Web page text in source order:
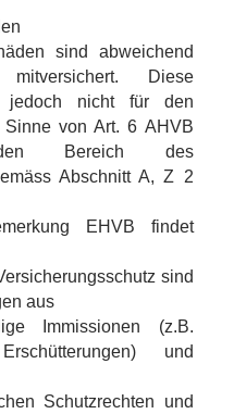
sind abweichend
Diese
jedoch nicht für den
Sinne von Art. 6 AHVB
Bereich des
Abschnitt A, Z 2
EHVB findet
sind
aus
Immissionen (z.B.
und
Schutzrechten und